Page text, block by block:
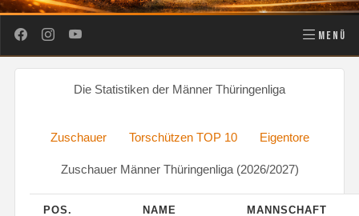
MENÜ
Die Statistiken der Männer Thüringenliga
Zuschauer Torschützen TOP 10 Eigentore
Zuschauer Männer Thüringenliga (2026/2027)
POS. NAME MANNSCHAFT